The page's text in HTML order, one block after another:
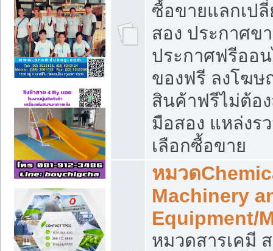
ซื้อขายแลกเป
สอง ประกาศข
ประกาศฟรีออ
ของฟรี ลงโฆ
สินค้าฟรีไม่ต้อ
มือสอง แหล่งร
เลือกซื้อขาย
หมวด
Machinery
Equipment/
หมวดสารเคมี